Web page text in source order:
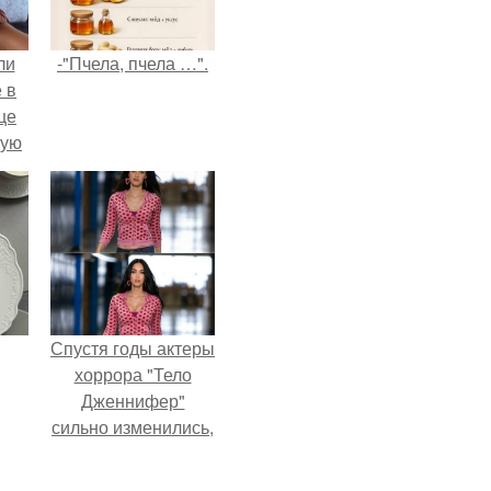
в
-"Пчела, пчела …".
Спустя годы актеры
хоррора "Тело
Дженнифер"
сильно изменились,